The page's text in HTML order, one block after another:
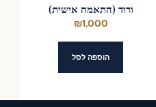
ורוד (התאמה אישית)
₪1,000
הוספה לסל